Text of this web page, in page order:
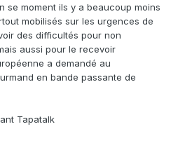
se moment ils y a beaucoup moins
mobilisés sur les urgences de
des difficultés pour non
aussi pour le recevoir
a demandé au
en bande passante de
Tapatalk